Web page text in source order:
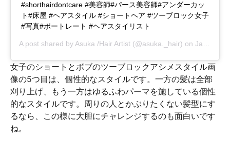
#shorthairdontcare #美容師#パース美容師#アンダーカッ
ト#床屋 #ヘアスタイル #ショートヘア #ツーブロック女子
#写真#ポートレート #ヘアスタイリスト
A post shared byAsuka /Hair Artist (@asuka._hair) on Jan 28, 2018 at 8:02pm PST
女子のショートとボブのツーブロックアシメスタイル画
像の5つ目は、個性的なスタイルです。一方の髪は全部
刈り上げ、もう一方はゆるふわパーマを施している個性
的なスタイルです。周りの人とかぶりたくない髪型にす
るなら、この様に大胆にチャレンジするのも面白いです
ね。